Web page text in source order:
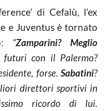
di Cefalù, l’ex
e Juventus è tornato
“Zamparini? Meglio
futuri con il Palermo?
forse. Sabatini?
direttori sportivi in
ricordo di lui.